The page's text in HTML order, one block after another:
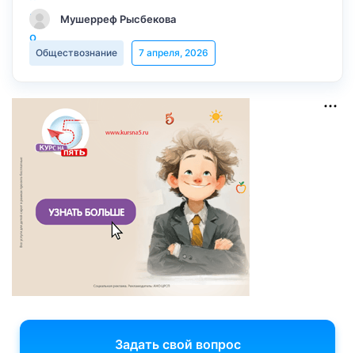
Мушерреф Рысбекова
Обществознание 7 апреля, 2026
Задать свой вопрос